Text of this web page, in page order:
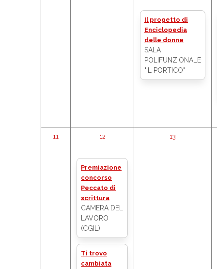
Il progetto di
Enciclopedia
delle donne
SALA
POLIFUNZIONALE
"IL PORTICO"
11 12
Premiazione
concorso
Peccato di
scrittura
CAMERA DEL
LAVORO
(CGIL)
Ti trovo
cambiata
13